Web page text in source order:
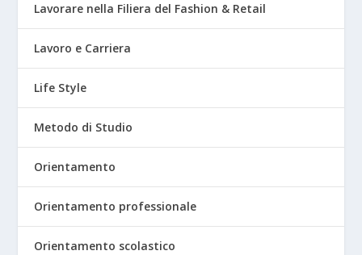
Lavorare nella Filiera del Fashion & Retail
Lavoro e Carriera
Life Style
Metodo di Studio
Orientamento
Orientamento professionale
Orientamento scolastico